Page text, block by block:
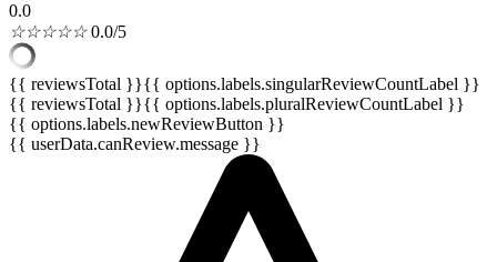
0.0
☆☆☆☆☆ 0.0/5
{{ reviewsTotal }}{{ options.labels.singularReviewCountLabel }}
{{ reviewsTotal }}{{ options.labels.pluralReviewCountLabel }}
{{ options.labels.newReviewButton }}
{{ userData.canReview.message }}